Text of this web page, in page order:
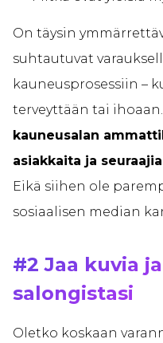
On täysin
suhtautuvat
kauneusprosessiin –
terveyttään tai ihoaan.
kauneusalan
asiakkaita ja
Eikä siihen ole
sosiaalisen median
#2 Jaa kuvia
salongistasi
Oletko koskaan